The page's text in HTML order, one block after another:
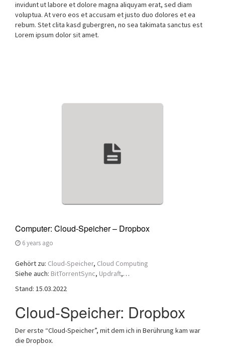
invidunt ut labore et dolore magna aliquyam erat, sed diam
voluptua. At vero eos et accusam et justo duo dolores et ea
rebum. Stet clita kasd gubergren, no sea takimata sanctus est
Lorem ipsum dolor sit amet.
Computer: Cloud-Speicher – Dropbox
6 years ago
Gehört zu: Cloud-Speicher, Cloud Computing
Siehe auch: BitTorrentSync, Updraft,…
Stand: 15.03.2022
Cloud-Speicher: Dropbox
Der erste “Cloud-Speicher”, mit dem ich in Berührung kam war
die Dropbox.